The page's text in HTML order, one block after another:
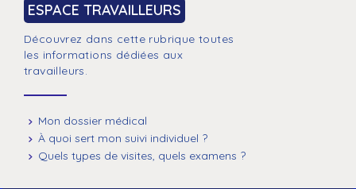
ESPACE TRAVAILLEURS
Découvrez dans cette rubrique toutes
les informations dédiées aux
travailleurs.
Mon dossier médical
À quoi sert mon suivi individuel ?
Quels types de visites, quels examens ?